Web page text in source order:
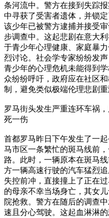
条河流中。警方在接到失踪
中寻获了受害者遗体，并锁
该少年已被警方逮捕并接受
步调查中。这起悲剧在意大
于青少年心理健康、家庭暴
烈讨论。社会学专家纷纷发
青少年的心理危机未能得到
众纷纷呼吁，政府应在社区
制，避免类似极端伦理悲剧重
罗马街头发生严重连环车祸
死一伤
首都罗马昨日下午发生了一
马市区一条繁忙的斑马线前
路。此时，一辆原本在斑马
方一辆高速行驶的汽车猛烈
失控前冲，直接撞上了正在
的母亲不幸当场身亡，其女
院抢救。警方在随后的调查
速且分心驾驶。这起血淋淋